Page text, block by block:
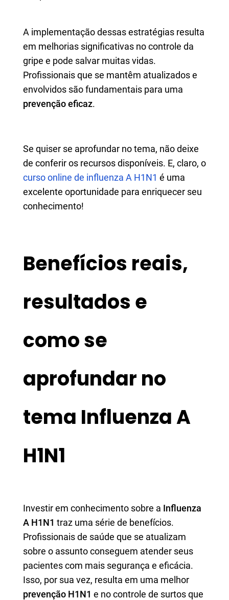
A implementação dessas estratégias resulta
em melhorias significativas no controle da
gripe e pode salvar muitas vidas.
Profissionais que se mantêm atualizados e
envolvidos são fundamentais para uma
prevenção eficaz.
Se quiser se aprofundar no tema, não deixe
de conferir os recursos disponíveis. E, claro, o
curso online de influenza A H1N1 é uma
excelente oportunidade para enriquecer seu
conhecimento!
Benefícios reais,
resultados e
como se
aprofundar no
tema Influenza A
H1N1
Investir em conhecimento sobre a Influenza
A H1N1 traz uma série de benefícios.
Profissionais de saúde que se atualizam
sobre o assunto conseguem atender seus
pacientes com mais segurança e eficácia.
Isso, por sua vez, resulta em uma melhor
prevenção H1N1 e no controle de surtos que